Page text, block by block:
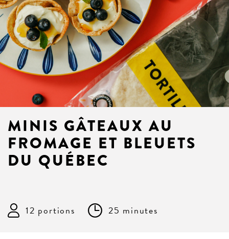
MINIS GÂTEAUX AU
FROMAGE ET BLEUETS
DU QUÉBEC
12 portions 25 minutes